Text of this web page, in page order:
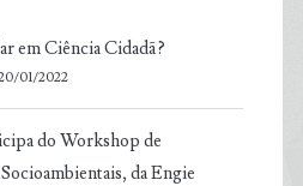
em Ciência Cidadã?
01/2022
do Workshop de
da Engie